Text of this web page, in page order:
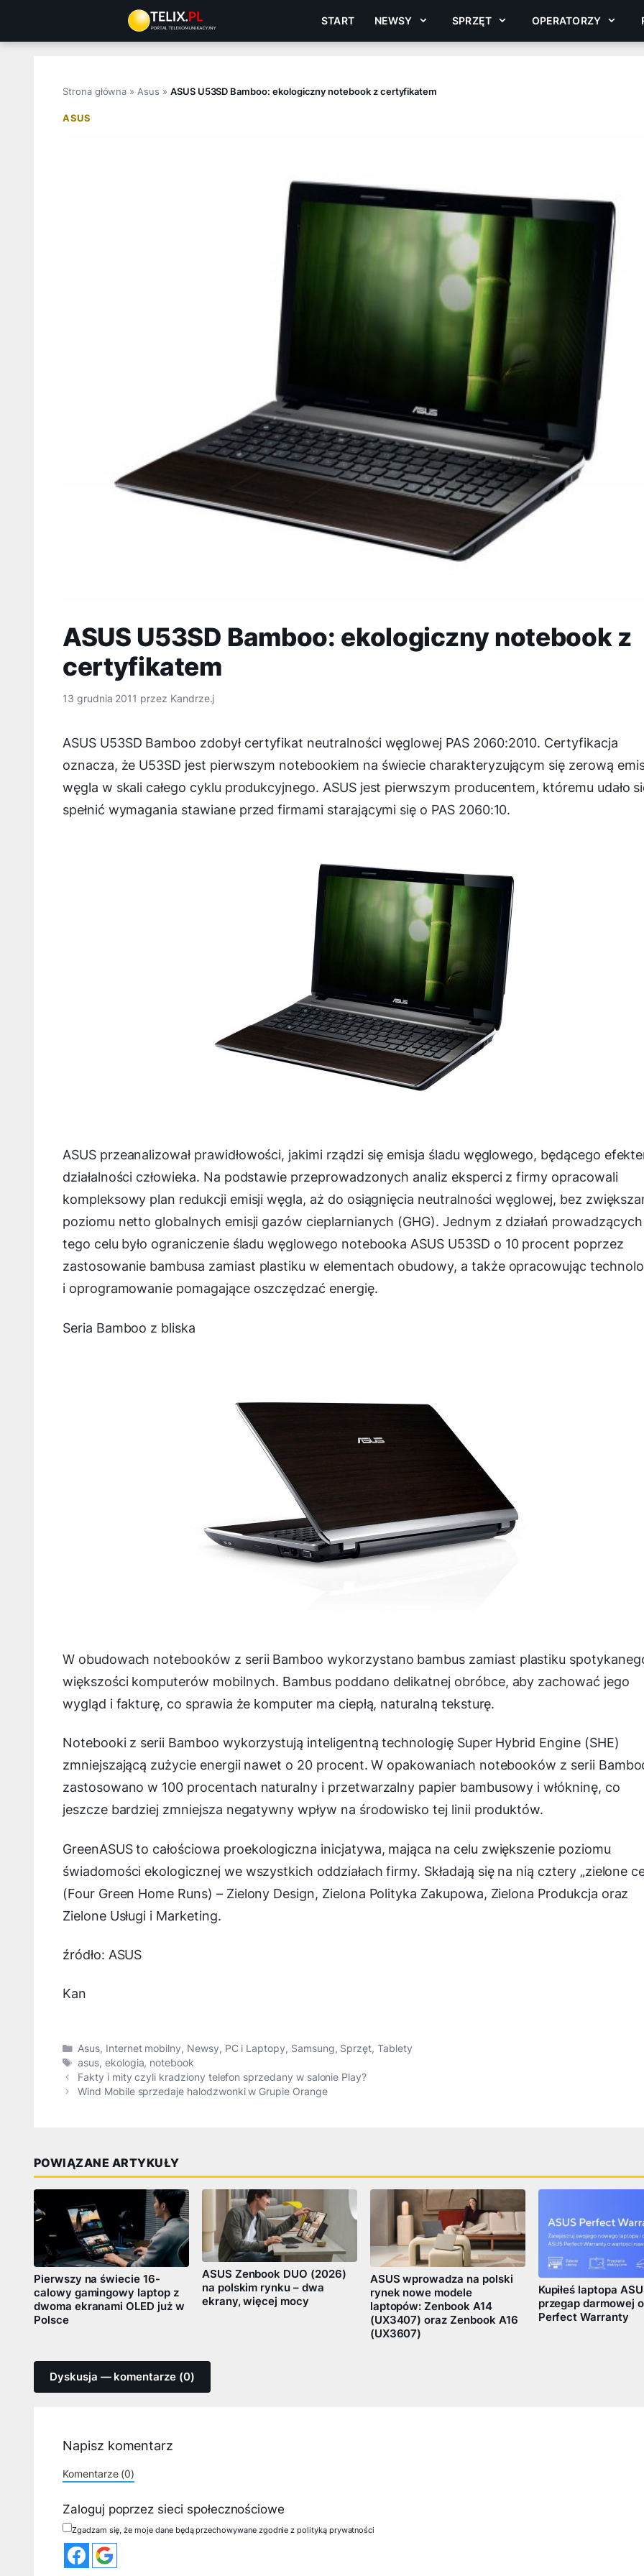
treści
START NEWSY SPRZĘT OPERATORZY
Strona główna » Asus » ASUS U53SD Bamboo: ekologiczny notebook z certyfikatem
ASUS
ASUS U53SD Bamboo: ekologiczny notebook z
certyfikatem
13 grudnia 2011 przez Kandrze.j
ASUS U53SD Bamboo zdobył certyfikat neutralności węglowej PAS 2060:2010. Certyfikacja
oznacza, że U53SD jest pierwszym notebookiem na świecie charakteryzującym się zerową
węgla w skali całego cyklu produkcyjnego. ASUS jest pierwszym producentem, któremu udało
spełnić wymagania stawiane przed firmami starającymi się o PAS 2060:10.
ASUS przeanalizował prawidłowości, jakimi rządzi się emisja śladu węglowego, będącego
działalności człowieka. Na podstawie przeprowadzonych analiz eksperci z firmy opracowali
kompleksowy plan redukcji emisji węgla, aż do osiągnięcia neutralności węglowej, bez
poziomu netto globalnych emisji gazów cieplarnianych (GHG). Jednym z działań
tego celu było ograniczenie śladu węglowego notebooka ASUS U53SD o 10 procent poprzez
zastosowanie bambusa zamiast plastiku w elementach obudowy, a także opracowując
i oprogramowanie pomagające oszczędzać energię.
Seria Bamboo z bliska
W obudowach notebooków z serii Bamboo wykorzystano bambus zamiast plastiku
większości komputerów mobilnych. Bambus poddano delikatnej obróbce, aby zachować jego
wygląd i fakturę, co sprawia że komputer ma ciepłą, naturalną teksturę.
Notebooki z serii Bamboo wykorzystują inteligentną technologię Super Hybrid Engine (SHE)
zmniejszającą zużycie energii nawet o 20 procent. W opakowaniach notebooków z serii
zastosowano w 100 procentach naturalny i przetwarzalny papier bambusowy i włókninę, co
jeszcze bardziej zmniejsza negatywny wpływ na środowisko tej linii produktów.
GreenASUS to całościowa proekologiczna inicjatywa, mająca na celu zwiększenie poziomu
świadomości ekologicznej we wszystkich oddziałach firmy. Składają się na nią cztery „zielone
(Four Green Home Runs) – Zielony Design, Zielona Polityka Zakupowa, Zielona Produkcja oraz
Zielone Usługi i Marketing.
źródło: ASUS
Kan
Kategorie
Asus, Internet mobilny, Newsy, PC i Laptopy, Samsung, Sprzęt,Tablety
Tagi
asus, ekologia, notebook
Fakty i mity czyli kradziony telefon sprzedany w salonie Play?
Wind Mobile sprzedaje halodzwonki w Grupie Orange
POWIĄZANE ARTYKUŁY
Pierwszy na świecie 16-
calowy gamingowy laptop z
dwoma ekranami OLED już w
Polsce
ASUS Zenbook DUO (2026)
na polskim rynku – dwa
ekrany, więcej mocy
ASUS wprowadza na polski
rynek nowe modele
laptopów: Zenbook A14
(UX3407) oraz Zenbook A16
(UX3607)
Kupiłeś laptopa
przegap darmowej
Perfect Warranty
Dyskusja — komentarze (0)
Napisz komentarz
Komentarze (0)
Zaloguj poprzez sieci społecznościowe
Zgadzam się, że moje dane będą przechowywane zgodnie z polityką prywatności